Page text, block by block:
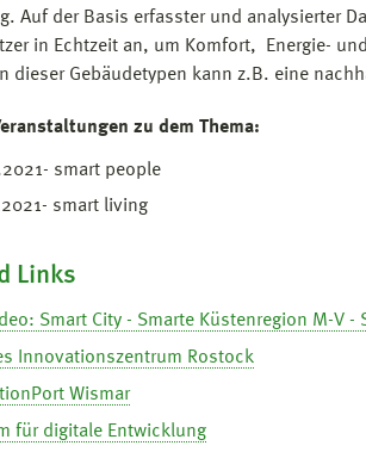
Auf der Basis erfasster und analysierter
in Echtzeit an, um Komfort, Energie-
dieser Gebäudetypen kann z.B. eine
zu dem Thema:
smart people
smart living
Links
Smart City - Smarte Küstenregion M-V -
Innovationszentrum Rostock
Wismar
für digitale Entwicklung